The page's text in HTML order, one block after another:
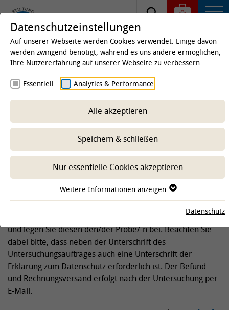
für Parasitologie
Diagnostik & Dienstleistung
Untersuchungsaufträge
-- Unterbereich wählen --
AB DEM 01.01.2024 GELTEN FOLGENDE
Bitte füllen Sie den Untersuchungsauftrag vollständig aus
und legen Sie diesen den/der Probe/-n bei. Beachten Sie
dabei bitte, dass neben der Unterschrift des
Untersuchungsauftrages auch eine Unterschrift der
Erklärung zum Datenschutz erforderlich ist. Der Befund-
und Rechnungsversand erfolgt nach der Untersuchung per
E-Mail.
Datenschutzeinstellungen
Auf unserer Webseite werden Cookies verwendet. Einige davon
werden zwingend benötigt, während es uns andere ermöglichen,
Ihre Nutzererfahrung auf unserer Webseite zu verbessern.
Essentiell Analytics & Performance
Alle akzeptieren
Speichern & schließen
Nur essentielle Cookies akzeptieren
Weitere Informationen anzeigen
Datenschutz